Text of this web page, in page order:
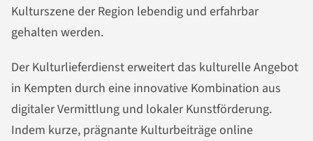
Kulturszene der Region lebendig und erfahrbar
gehalten werden.
Der Kulturlieferdienst erweitert das kulturelle Angebot
in Kempten durch eine innovative Kombination aus
digitaler Vermittlung und lokaler Kunstförderung.
Indem kurze, prägnante Kulturbeiträge online